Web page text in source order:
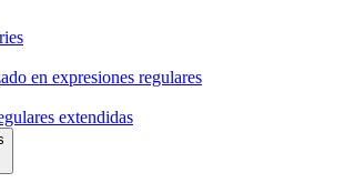
en expresiones regulares
extendidas